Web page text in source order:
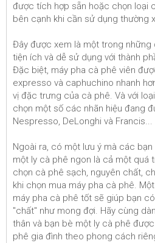
được tích hợp sẵn hoặc chọn loại
bên cạnh khi cần sử dụng thường
Đây được xem là một trong những
tiện ích và dễ sử dụng với thành
Đặc biệt, máy pha cà phê viên
expresso và caphuchino nhanh
vị đặc trưng của cà phê. Và với
chọn một số các nhãn hiệu đang
Nespresso, DeLonghi và Francis...
Ngoài ra, có một lưu ý mà các
một ly cà phê ngon là cả một quá
chọn cà phê sạch, nguyên chất,
khi chọn mua máy pha cà phê.
máy pha cà phê tốt sẽ giúp bạn
"chất" như mong đợi. Hãy cùng
thân và bạn bè một ly cà phê
phê gia đình theo phong cách